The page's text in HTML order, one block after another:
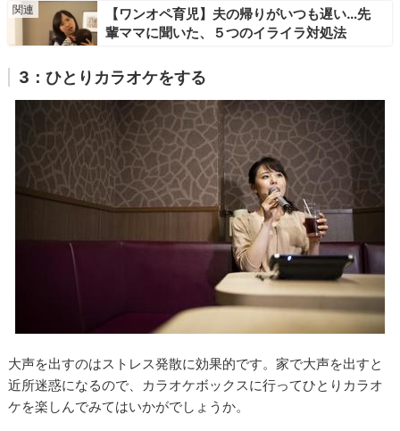
【ワンオペ育児】夫の帰りがいつも遅い…先
輩ママに聞いた、５つのイライラ対処法
3：ひとりカラオケをする
大声を出すのはストレス発散に効果的です。家で大声を出すと
近所迷惑になるので、カラオケボックスに行ってひとりカラオ
ケを楽しんでみてはいかがでしょうか。